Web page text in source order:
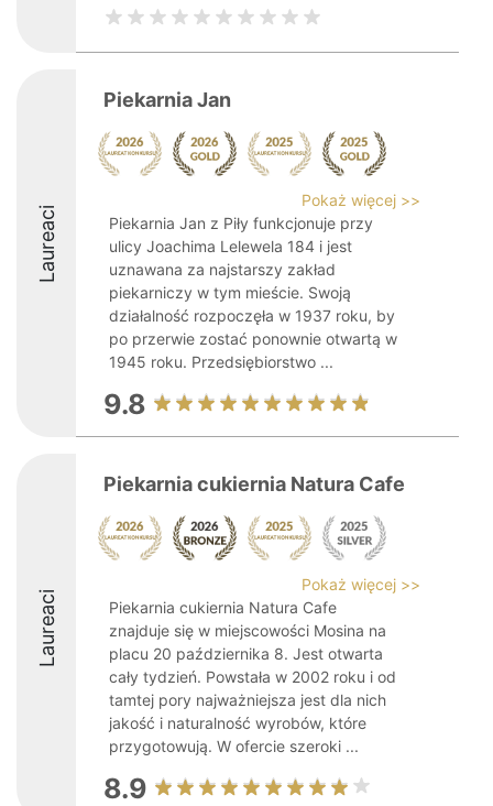
Laureaci
Piekarnia Jan
Pokaż więcej >>
Piekarnia Jan z Piły funkcjonuje przy
ulicy Joachima Lelewela 184 i jest
uznawana za najstarszy zakład
piekarniczy w tym mieście. Swoją
działalność rozpoczęła w 1937 roku, by
po przerwie zostać ponownie otwartą w
1945 roku. Przedsiębiorstwo ...
9.8
Laureaci
Piekarnia cukiernia Natura Cafe
Pokaż więcej >>
Piekarnia cukiernia Natura Cafe
znajduje się w miejscowości Mosina na
placu 20 października 8. Jest otwarta
cały tydzień. Powstała w 2002 roku i od
tamtej pory najważniejsza jest dla nich
jakość i naturalność wyrobów, które
przygotowują. W ofercie szeroki ...
8.9